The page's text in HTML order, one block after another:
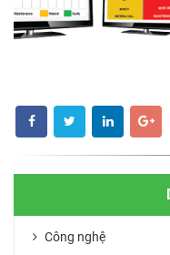
Công nghệ